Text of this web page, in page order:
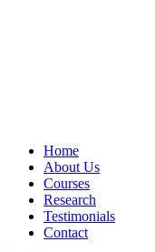
Home
About Us
Courses
Research
Testimonials
Contact